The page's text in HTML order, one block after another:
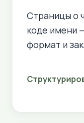
Страницы о
коде имени
формат и